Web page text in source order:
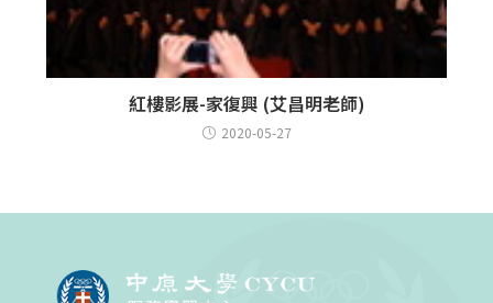
紅樓影展-家復興 (艾昌明老師)
2020-05-27